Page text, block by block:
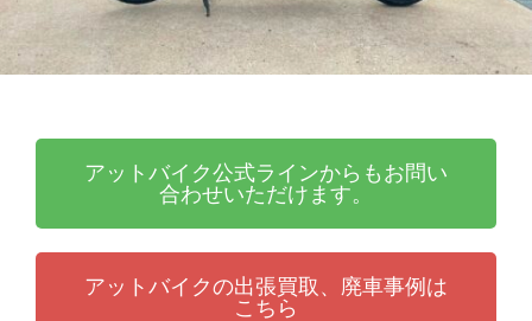
車
アットバイク公式ラインからもお問い
合わせいただけます。
アットバイクの出張買取、廃車事例は
こちら